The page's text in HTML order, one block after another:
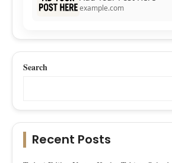
example.com
Search
Recent Posts